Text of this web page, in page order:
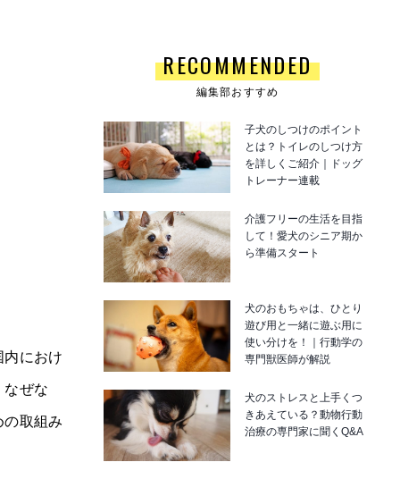
におけ
なぜな
取組み
RECOMMENDED
編集部おすすめ
子犬のしつけのポイント
とは？トイレのしつけ方
を詳しくご紹介｜ドッグ
トレーナー連載
介護フリーの生活を目指
して！愛犬のシニア期か
ら準備スタート
犬のおもちゃは、ひとり
遊び用と一緒に遊ぶ用に
使い分けを！｜行動学の
専門獣医師が解説
犬のストレスと上手くつ
きあえている？動物行動
治療の専門家に聞くQ&A